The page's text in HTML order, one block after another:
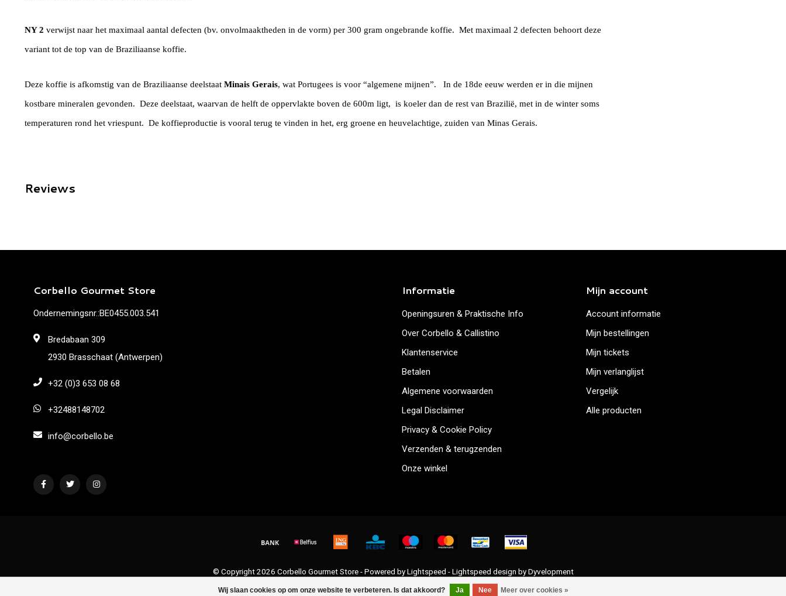
NY 2 verwijst naar het maximaal aantal defecten (bv. onvolmaaktheden in de vorm) per 300 gram ongebrande koffie. Met maximaal 2 defecten behoort deze
variant tot de top van de Braziliaanse koffie.
Deze koffie is afkomstig van de Braziliaanse deelstaat Minais Gerais, wat Portugees is voor “algemene mijnen”. In de 18de eeuw werden er in die mijnen
kostbare mineralen gevonden. Deze deelstaat, waarvan de helft de oppervlakte boven de 600m ligt, is koeler dan de rest van Brazilië, met in de winter soms
temperaturen rond het vriespunt. De koffieproductie is vooral terug te vinden in het, erg groene en heuvelachtige, zuiden van Minas Gerais.
Reviews
Wij slaan cookies op om onze website te verbeteren. Is dat akkoord? Ja Nee Meer over cookies »
Corbello Gourmet Store
Ondernemingsnr.:BE0455.003.541
Bredabaan 309
2930 Brasschaat (Antwerpen)
+32 (0)3 653 08 68
+32488148702
info@corbello.be
Informatie
Openingsuren & Praktische Info
Over Corbello & Callistino
Klantenservice
Betalen
Algemene voorwaarden
Legal Disclaimer
Privacy & Cookie Policy
Verzenden & terugzenden
Onze winkel
Mijn account
Account informatie
Mijn bestellingen
Mijn tickets
Mijn verlanglijst
Vergelijk
Alle producten
© Copyright 2026 Corbello Gourmet Store - Powered byLightspeed -Lightspeed design byDyvelopment